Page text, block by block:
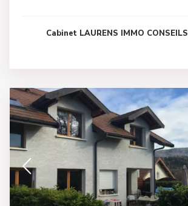
Cabinet LAURENS IMMO CONSEILS